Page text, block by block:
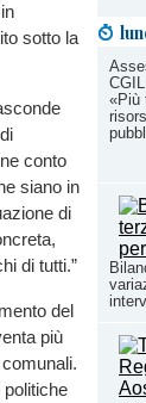
«Più
sotto la
conto
siano in
di
di tutti.”
del
più
politiche